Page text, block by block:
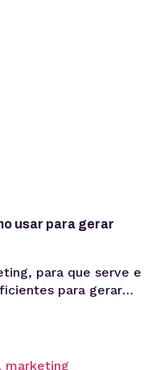
usar para gerar
para que serve e
para gerar
algoritmos. Se a
construir um